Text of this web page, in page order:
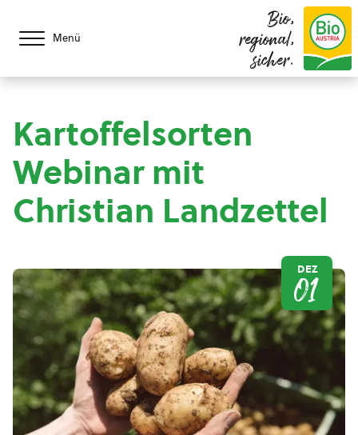
Menü
Bio,
regional,
sicher.
Kartoffelsorten
Webinar mit
Christian Landzettel
DEZ
01